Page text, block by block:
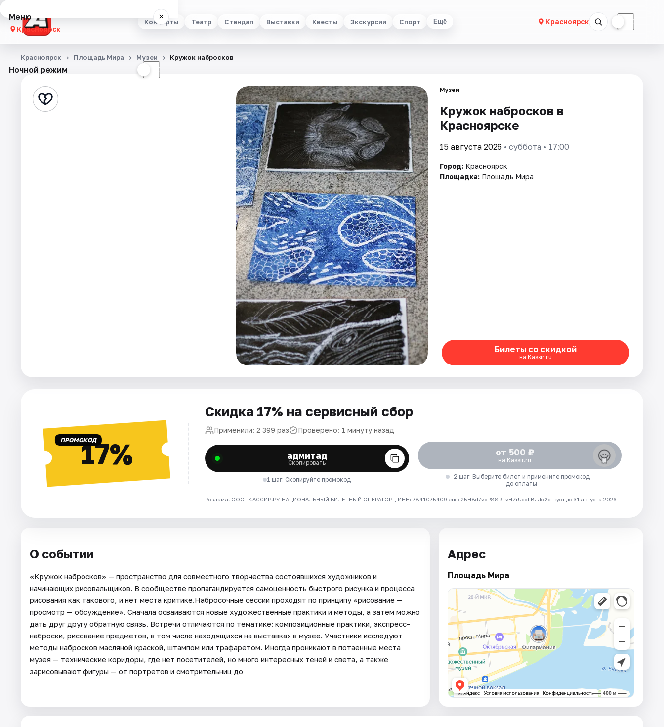
Концерты Театр Стендап Выставки Квесты Экскурсии Спорт Ещё Красноярск ☾
Меню ×
Красноярск
Концерты
Стендап
Ночной режим ☾
Красноярск Площадь Мира Музеи Кружок набросков
Музеи
Кружок набросков в
Красноярске
15 августа 2026 • суббота • 17:00
Город: Красноярск
Площадка: Площадь Мира
Билеты со скидкой
на Kassir.ru
ПРОМОКОД17%
Скидка 17% на сервисный сбор
Применили: 2 399 раз Проверено: 1 минуту назад
адмитад
Скопировать
1 шаг. Скопируйте промокод
от 500 ₽
на Kassir.ru
2 шаг. Выберите билет и примените промокод
до оплаты
Реклама. ООО "КАССИР.РУ-НАЦИОНАЛЬНЫЙ БИЛЕТНЫЙ ОПЕРАТОР", ИНН: 7841075409 erid: 25H8d7vbP8SRTvHZrUcdLB. Действует до 31 августа 2026
О событии
«Кружок набросков» — пространство для совместного творчества состоявшихся художников и
начинающих рисовальщиков. В сообществе пропагандируется самоценность быстрого рисунка и процесса
рисования как такового, и нет места критике.Набросочные сессии проходят по принципу «рисование —
просмотр — обсуждение». Сначала осваиваются новые художественные практики и методы, а затем можно
дать друг другу обратную связь. Встречи отличаются по тематике: композиционные практики, экспресс-
наброски, рисование предметов, в том числе находящихся на выставках в музее. Участники исследуют
методы набросков масляной краской, штампом или трафаретом. Иногда проникают в потаенные места
музея — технические коридоры, где нет посетителей, но много интересных теней и света, а также
зарисовывают фигуры — от портретов и смотрительниц до
Адрес
Площадь Мира